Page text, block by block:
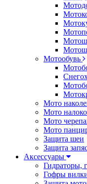
Мотообувь
Мото
Мото
Мото
Мото
Защита шеи
Защита
Аксессуары
Гидраторы,
Гофры